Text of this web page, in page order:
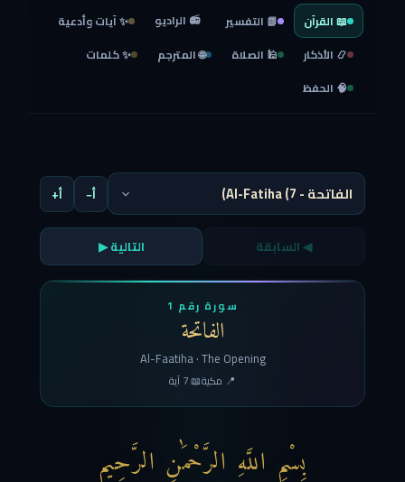
📖 القرآن 📗 التفسير 📻 الراديو
✨ آيات وأدعية
📿 الأذكار
🕌 الصلاة 🌐 المترجم
✨ كلمات
🧠 الحفظ
أ− أ+
◀ السابقة التالية ▶
سورة رقم 1
الفاتحة
Al-Faatiha · The Opening
📍 مكية📖 7 آية
بِسْمِ اللَّهِ الرَّحْمَٰنِ الرَّحِيمِ